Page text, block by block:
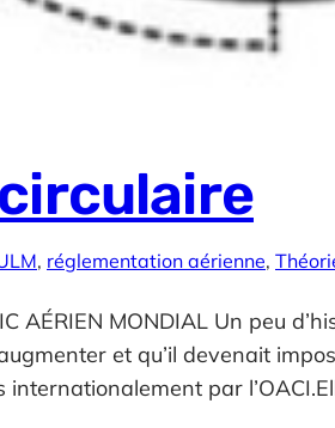
, réglementation aérienne,
AÉRIEN MONDIAL Un peu
et qu’il devenait
par